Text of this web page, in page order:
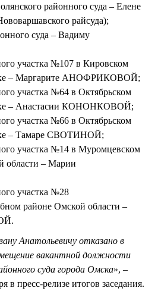
районного суда – Елене
райсуда);
суда – Вадиму
участка №107 в Кировском
– Маргарите АНОФРИКОВОЙ;
участка №64 в Октябрьском
– Анастасии КОНОНКОВОЙ;
участка №66 в Октябрьском
– Тамаре СВОТИНОЙ;
участка №14 в Муромцевском
области – Марии
участка №28
районе Омской области –
Анатольевичу отказано в
вакантной должности
суда города Омска», –
в пресс-релизе итогов заседания.